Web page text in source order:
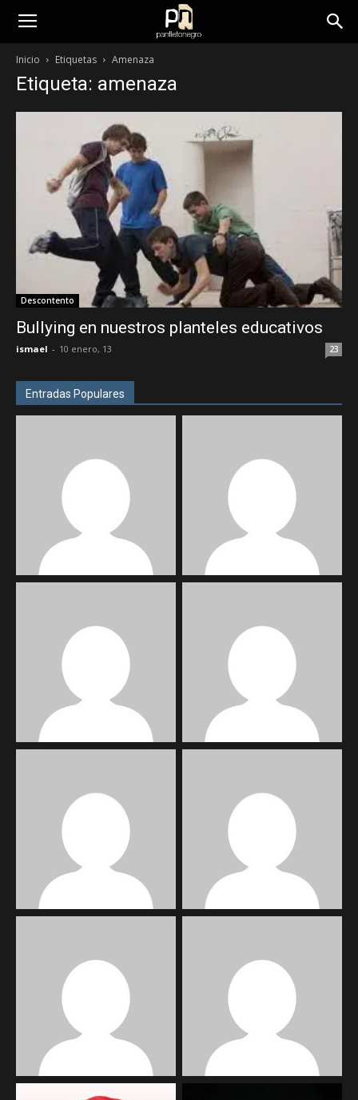
panfletonegro
Inicio Etiquetas Amenaza
Etiqueta: amenaza
Descontento
Bullying en nuestros planteles educativos
ismael - 10 enero, 13 23
Entradas Populares